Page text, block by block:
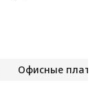
Офисные